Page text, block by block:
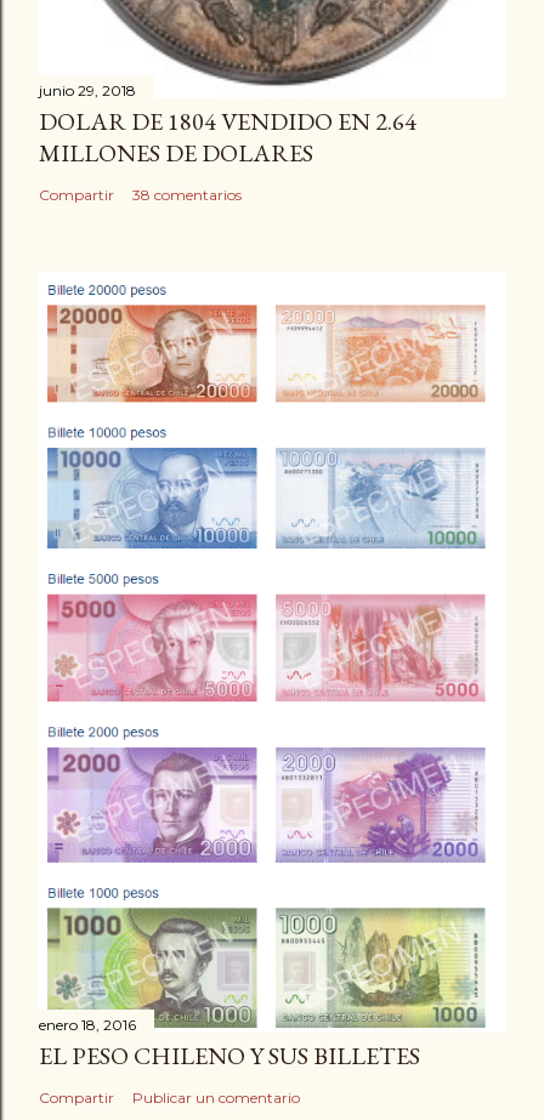
junio 29, 2018
DOLAR DE 1804 VENDIDO EN 2.64
MILLONES DE DOLARES
Compartir 38 comentarios
enero 18, 2016
EL PESO CHILENO Y SUS BILLETES
Compartir Publicar un comentario